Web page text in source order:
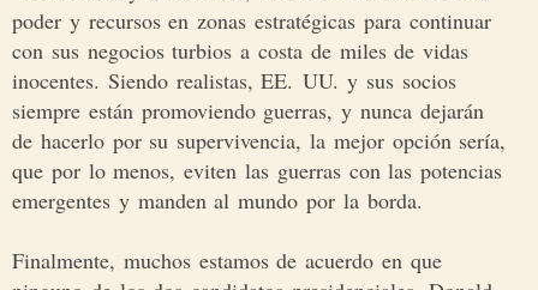
poder y recursos en zonas estratégicas para continuar
con sus negocios turbios a costa de miles de vidas
inocentes. Siendo realistas, EE. UU. y sus socios
siempre están promoviendo guerras, y nunca dejarán
de hacerlo por su supervivencia, la mejor opción sería,
que por lo menos, eviten las guerras con las potencias
emergentes y manden al mundo por la borda.
Finalmente, muchos estamos de acuerdo en que